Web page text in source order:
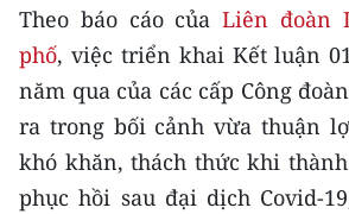
CHƯƠNG TRÌNH OCOP - MỖI XÃ
MỘT SẢN PHẨM
RADIO
MEDIA CENTER
Theo báo cáo của Liên đoàn
phố, việc triển khai Kết luận
năm qua của các cấp Công
ra trong bối cảnh vừa thuận
khó khăn, thách thức khi
phục hồi sau đại dịch Covid-